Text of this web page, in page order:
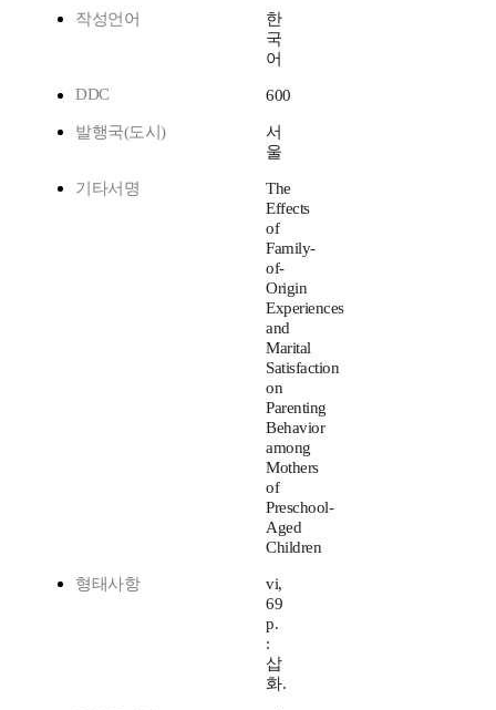
작성언어
한
국
어
DDC
600
발행국(도시)
서
울
기타서명
The
Effects
of
Family-
of-
Origin
Experiences
and
Marital
Satisfaction
on
Parenting
Behavior
among
Mothers
of
Preschool-
Aged
Children
형태사항
vi,
69
p.
:
삽
화.